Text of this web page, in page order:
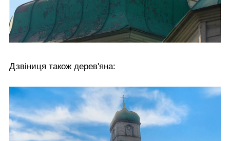
Дзвіниця також дерев'яна: